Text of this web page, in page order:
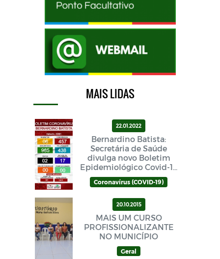
MAIS LIDAS
22.01.2022
Bernardino Batista:
Secretária de Saúde
divulga novo Boletim
Epidemiológico Covid-19
neste sábado (22/01)
Coronavírus (COVID-19)
20.10.2015
MAIS UM CURSO
PROFISSIONALIZANTE
NO MUNICÍPIO
Geral